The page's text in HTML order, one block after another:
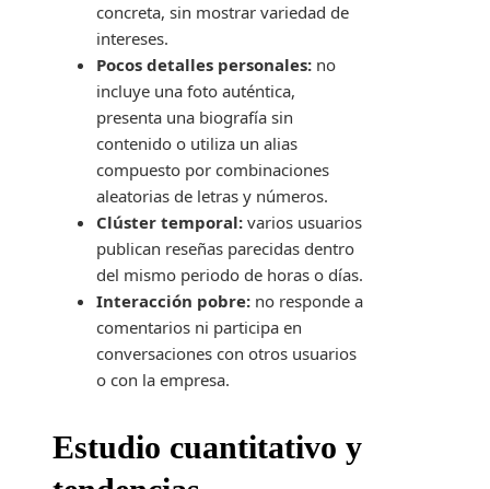
concreta, sin mostrar variedad de
intereses.
Pocos detalles personales: no
incluye una foto auténtica,
presenta una biografía sin
contenido o utiliza un alias
compuesto por combinaciones
aleatorias de letras y números.
Clúster temporal: varios usuarios
publican reseñas parecidas dentro
del mismo periodo de horas o días.
Interacción pobre: no responde a
comentarios ni participa en
conversaciones con otros usuarios
o con la empresa.
Estudio cuantitativo y